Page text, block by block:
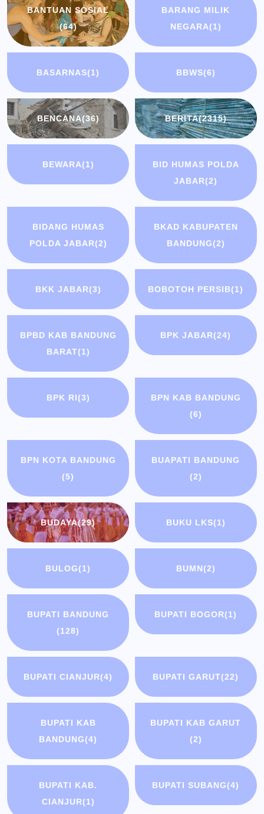
BANTUAN SOSIAL
(64)
BARANG MILIK
NEGARA(1)
BASARNAS(1) BBWS(6)
BENCANA(36) BERITA(2315)
BEWARA(1)
BID HUMAS POLDA
JABAR(2)
BIDANG HUMAS
POLDA JABAR(2)
BKAD KABUPATEN
BANDUNG(2)
BKK JABAR(3) BOBOTOH PERSIB(1)
BPBD KAB BANDUNG
BARAT(1)
BPK JABAR(24)
BPK RI(3)
BPN KAB BANDUNG
(6)
BPN KOTA BANDUNG
(5)
BUAPATI BANDUNG
(2)
BUDAYA(29) BUKU LKS(1)
BULOG(1) BUMN(2)
BUPATI BANDUNG
(128)
BUPATI BOGOR(1)
BUPATI CIANJUR(4) BUPATI GARUT(22)
BUPATI KAB
BANDUNG(4)
BUPATI KAB GARUT
(2)
BUPATI KAB.
CIANJUR(1)
BUPATI SUBANG(4)